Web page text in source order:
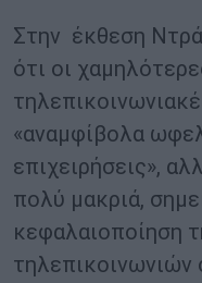
Στην έκθεση
ότι οι
«αναμφίβολα
επιχειρήσεις»,
πολύ μακριά,
κεφαλαιοποίηση